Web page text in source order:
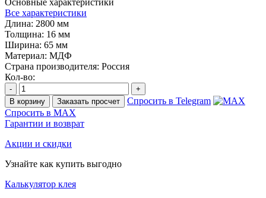
Все характеристики
Длина: 2800 мм
Толщина: 16 мм
Ширина: 65 мм
Материал: МДФ
Страна производителя: Россия
Кол-во:
-
+
В корзину
Заказать просчет
Спросить в Telegram
Спросить в MAX
Гарантии и возврат
Акции и скидки
Узнайте как купить выгодно
Калькулятор клея